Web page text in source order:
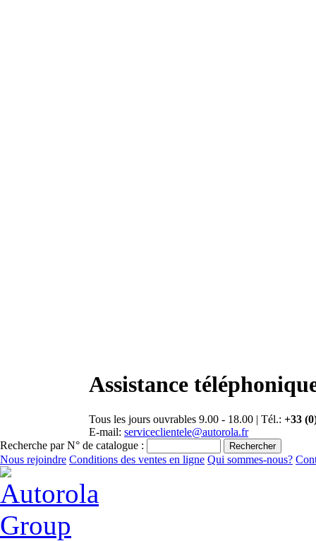
Assistance
Tous les jours ouvrables 9.00 - 18.00 | Tél.: +33
E-mail: serviceclientele@autorola.fr
Recherche par N° de catalogue :
Nous rejoindre Conditions des ventes en ligne Qui sommes-nous?